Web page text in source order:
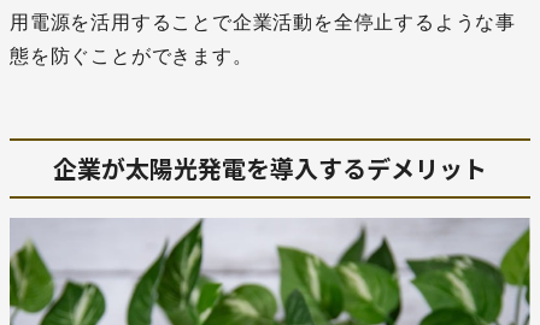
用電源を活用することで企業活動を全停止するような事
態を防ぐことができます。
企業が太陽光発電を導入するデメリット